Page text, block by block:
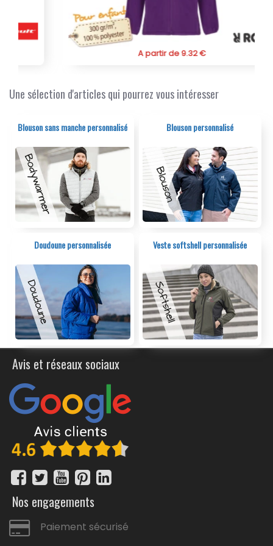
stratégique et durable pour votre
communication.
A partir de 9.32 €
Une sélection d'articles qui pourrez vous intéresser
Blouson sans manche personnalisé Blouson personnalisé
Doudoune personnalisée Veste softshell personnalisée
Avis et réseaux sociaux
Nos engagements
Paiement sécurisé